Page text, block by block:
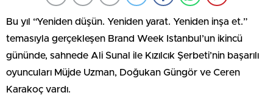
Bu yıl “Yeniden düşün. Yeniden yarat. Yeniden inşa et.”
temasıyla gerçekleşen Brand Week Istanbul’un ikincü
gününde, sahnede Ali Sunal ile Kızılcık Şerbeti’nin başarılı
oyuncuları Müjde Uzman, Doğukan Güngör ve Ceren
Karakoç vardı.